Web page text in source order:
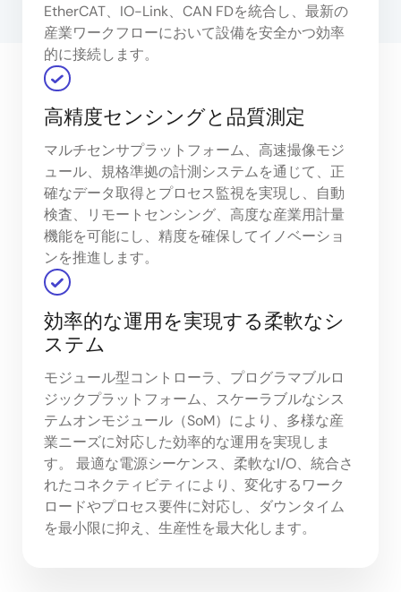
EtherCAT、IO-Link、CAN FDを統合し、最新の
産業ワークフローにおいて設備を安全かつ効率
的に接続します。
高精度センシングと品質測定
マルチセンサプラットフォーム、高速撮像モジ
ュール、規格準拠の計測システムを通じて、正
確なデータ取得とプロセス監視を実現し、自動
検査、リモートセンシング、高度な産業用計量
機能を可能にし、精度を確保してイノベーショ
ンを推進します。
効率的な運用を実現する柔軟なシ
ステム
モジュール型コントローラ、プログラマブルロ
ジックプラットフォーム、スケーラブルなシス
テムオンモジュール（SoM）により、多様な産
業ニーズに対応した効率的な運用を実現しま
す。 最適な電源シーケンス、柔軟なI/O、統合さ
れたコネクティビティにより、変化するワーク
ロードやプロセス要件に対応し、ダウンタイム
を最小限に抑え、生産性を最大化します。